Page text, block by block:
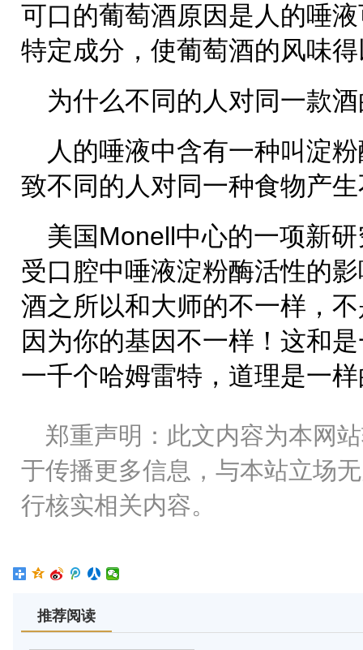
可口的葡萄酒原因是人的唾
特定成分，使葡萄酒的风味
为什么不同的人对同一款
人的唾液中含有一种叫淀
致不同的人对同一种食物产
美国Monell中心的一项新
受口腔中唾液淀粉酶活性的
酒之所以和大师的不一样，
因为你的基因不一样！这和
一千个哈姆雷特，道理是一
郑重声明：此文内容为本网
于传播更多信息，与本站立场
行核实相关内容。
推荐阅读